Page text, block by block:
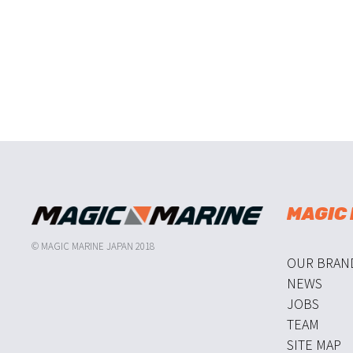
© MAGIC MARINE JAPAN 2018
MAGIC
OUR
NEWS
JOBS
TEAM
SITE MAP